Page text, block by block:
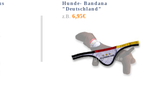
Hunde- Bandana
"Deutschland"
z.B. 6,95€